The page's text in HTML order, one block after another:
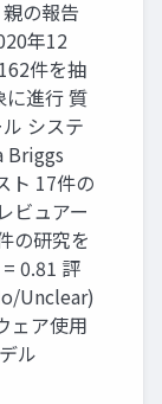
の報告
年12
件を抽
に進行 質
システ
Briggs
ト 17件の
ビュアー
の研究を
0.81 評
Unclear)
ェア使用
ル